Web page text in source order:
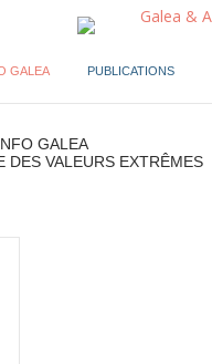
GALEA PUBLICATIONS
GALEA
DES VALEURS EXTRÊMES